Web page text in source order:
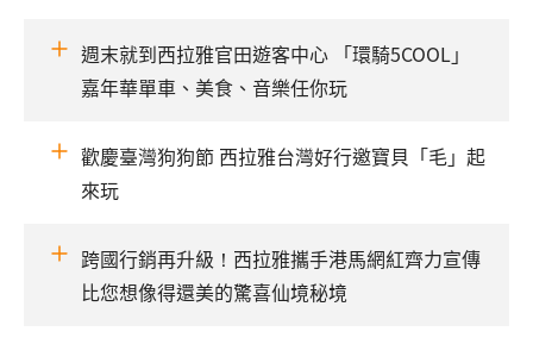
週末就到西拉雅官田遊客中心 「環騎5COOL」
嘉年華單車、美食、音樂任你玩
歡慶臺灣狗狗節 西拉雅台灣好行邀寶貝「毛」起
來玩
跨國行銷再升級！西拉雅攜手港馬網紅齊力宣傳
比您想像得還美的驚喜仙境秘境